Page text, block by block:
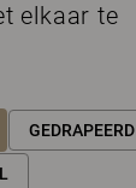
elkaar te
GEDRAPEERD